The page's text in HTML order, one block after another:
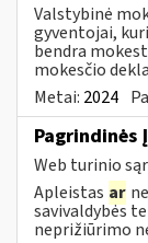
Valstybinė
gyventojai,
bendra
mokesčio
Metai: 2024
Pagrindinės
Web turinio
Apleistas ar
savivaldybės
neprižiūrimo